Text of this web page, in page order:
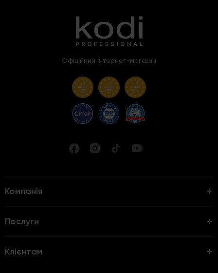
Офіційний інтернет-магазин
Компанія
Послуги
Клієнтам